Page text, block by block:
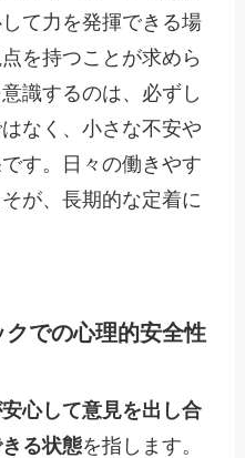
て力を発揮できる場
を持つことが求めら
識するのは、必ずし
なく、小さな不安や
す。日々の働きやす
が、長期的な定着に
での心理的安全性
心して意見を出し合
る状態を指します。